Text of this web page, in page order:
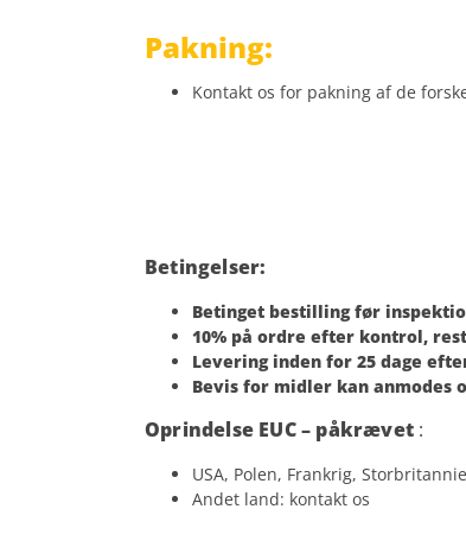
Pakning:
Kontakt os for pakning af de
Betingelser:
Betinget bestilling før
10% på ordre efter kontrol,
Levering inden for 25 dage
Bevis for midler kan anmodes
Oprindelse EUC – påkrævet :
USA, Polen, Frankrig,
Andet land: kontakt os